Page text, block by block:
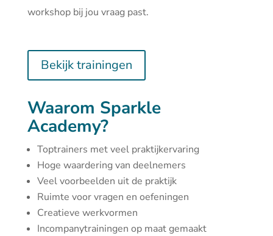
workshop bij jou vraag past.
Bekijk trainingen
Waarom Sparkle
Academy?
Toptrainers met veel praktijkervaring
Hoge waardering van deelnemers
Veel voorbeelden uit de praktijk
Ruimte voor vragen en oefeningen
Creatieve werkvormen
Incompanytrainingen op maat gemaakt